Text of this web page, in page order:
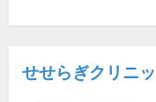
せせらぎクリニ